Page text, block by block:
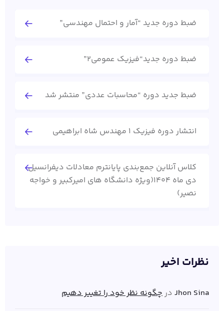
ضبط دوره جدید “آمار و احتمال مهندسی”
ضبط دوره جدید“فیزیک عمومی2”
ضبط جدید دوره “محاسبات عددی” منتشر شد
انتشار دوره فیزیک 1 مهندس شاه ابراهیمی
کلاس آنلاین جمع‌بندی پایانترم معادلات دیفرانسیل
دی ماه 1404(ویژه دانشگاه های امیرکبیر و خواجه
نصیر)
نظرات اخیر
Jhon Sina درچگونه نظر خود را تغییر دهیم